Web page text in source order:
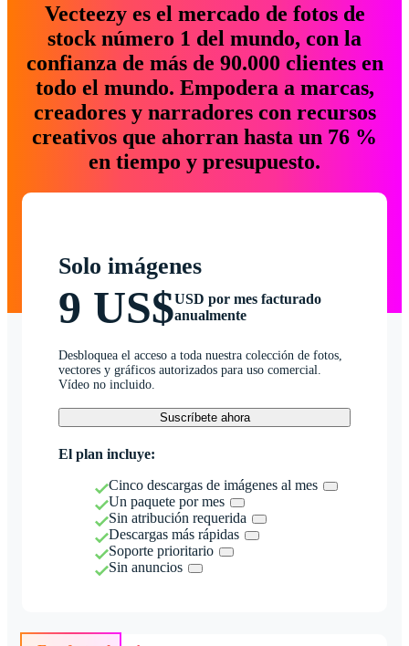
Vecteezy es el mercado de fotos de
stock número 1 del mundo, con la
confianza de más de 90.000 clientes en
todo el mundo. Empodera a marcas,
creadores y narradores con recursos
creativos que ahorran hasta un 76 %
en tiempo y presupuesto.
Solo imágenes
9 US$USD por mes facturado
anualmente
Desbloquea el acceso a toda nuestra colección de fotos,
vectores y gráficos autorizados para uso comercial.
Vídeo no incluido.
Suscríbete ahora
El plan incluye:
Cinco descargas de imágenes al mes
Un paquete por mes
Sin atribución requerida
Descargas más rápidas
Soporte prioritario
Sin anuncios